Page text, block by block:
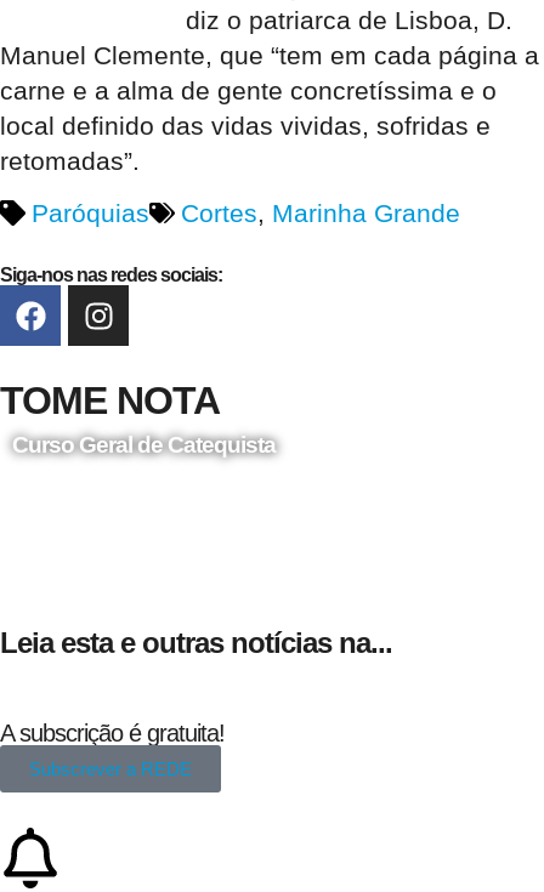
diz o patriarca de Lisboa, D.
Manuel Clemente, que “tem em cada página a
carne e a alma de gente concretíssima e o
local definido das vidas vividas, sofridas e
retomadas”.
Paróquias
Cortes, Marinha Grande
Siga-nos nas redes sociais:
TOME NOTA
Curso Geral de Catequista
Leia esta e outras notícias na...
A subscrição é gratuita!
Subscrever a REDE